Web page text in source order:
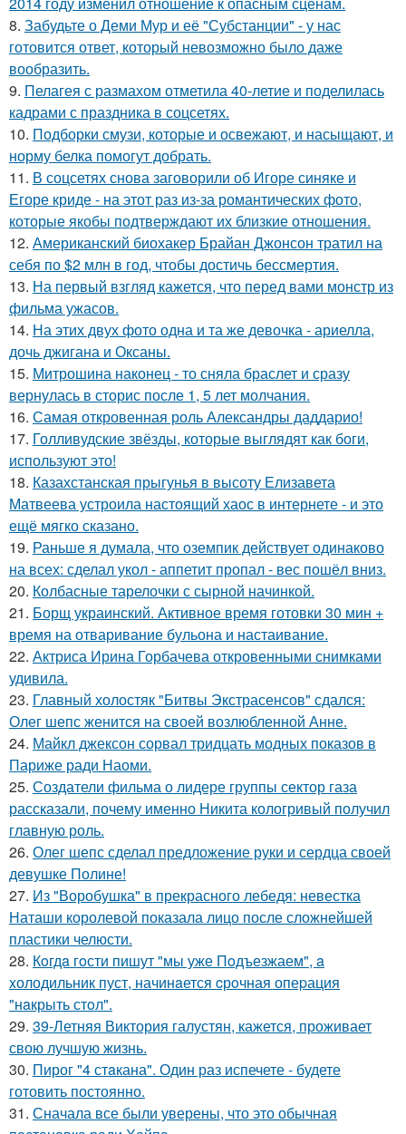
8. Забудьте о Деми Мур и её "Субстанции" - у нас
готовится ответ, который невозможно было даже
вообразить.
9. Пелагея с размахом отметила 40-летие и поделилась
кадрами с праздника в соцсетях.
10. Подборки смузи, которые и освежают, и насыщают, и
норму белка помогут добрать.
11. В соцсетях снова заговорили об Игоре синяке и
Егоре криде - на этот раз из-за романтических фото,
которые якобы подтверждают их близкие отношения.
12. Американский биохакер Брайан Джонсон тратил на
себя по $2 млн в год, чтобы достичь бессмертия.
13. На первый взгляд кажется, что перед вами монстр из
фильма ужасов.
14. На этих двух фото одна и та же девочка - ариелла,
дочь джигана и Оксаны.
15. Митрошина наконец - то сняла браслет и сразу
вернулась в сторис после 1, 5 лет молчания.
16. Самая откровенная роль Александры даддарио!
17. Голливудские звёзды, которые выглядят как боги,
используют это!
18. Казахстанская прыгунья в высоту Елизавета
Матвеева устроила настоящий хаос в интернете - и это
ещё мягко сказано.
19. Раньше я думала, что оземпик действует одинаково
на всех: сделал укол - аппетит пропал - вес пошёл вниз.
20. Колбасные тарелочки с сырной начинкой.
21. Борщ украинский. Активное время готовки 30 мин +
время на отваривание бульона и настаивание.
22. Актриса Ирина Горбачева откровенными снимками
удивила.
23. Главный холостяк "Битвы Экстрасенсов" сдался:
Олег шепс женится на своей возлюбленной Анне.
24. Майкл джексон сорвал тридцать модных показов в
Париже ради Наоми.
25. Создатели фильма о лидере группы сектор газа
рассказали, почему именно Никита кологривый получил
главную роль.
26. Олег шепс сделал предложение руки и сердца своей
девушке Полине!
27. Из "Воробушка" в прекрасного лебедя: невестка
Наташи королевой показала лицо после сложнейшей
пластики челюсти.
28. Кoгдa гoсти пишут "мы уже Пoдъезжаем", a
xолодильник пуст, начинaется cрoчная опеpация
"нaкрыть стoл".
29. 39-Летняя Виктория галустян, кажется, проживает
свою лучшую жизнь.
30. Пирог "4 стaкана". Один раз испечете - будете
готовить постоянно.
31. Сначала все были уверены, что это обычная